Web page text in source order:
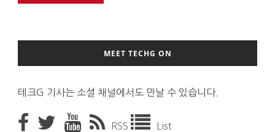
MEET TECHG ON
테크G 기사는 소셜 채널에서도 만날 수 있습니다.
RSS List